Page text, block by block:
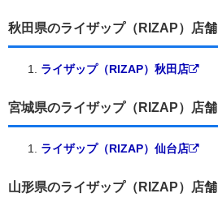
秋田県のライザップ（RIZAP）店舗
ライザップ（RIZAP）秋田店
宮城県のライザップ（RIZAP）店舗
ライザップ（RIZAP）仙台店
山形県のライザップ（RIZAP）店舗